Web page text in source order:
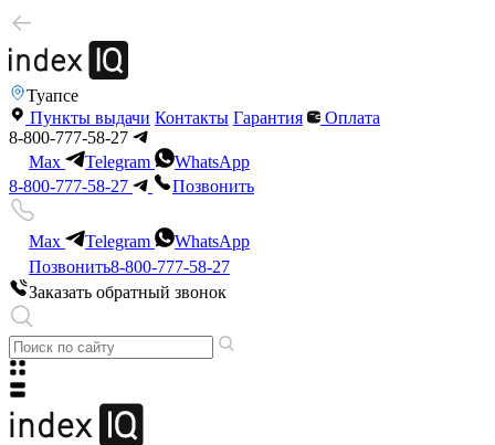
Туапсе
Пункты выдачи Контакты Гарантия
Оплата
8-800-777-58-27
Max
Telegram
WhatsApp
8-800-777-58-27
Позвонить
Max Telegram
WhatsApp
Позвонить8-800-777-58-27
Заказать обратный звонок